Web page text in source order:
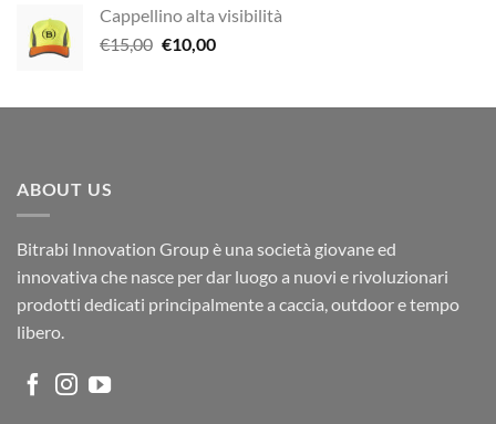
Cappellino alta visibilità
€15,00 Il
era:
€10,00Il
è:
ABOUT US
Bitrabi Innovation Group è una società giovane ed
innovativa che nasce per dar luogo a nuovi e rivoluzionari
prodotti dedicati principalmente a caccia, outdoor e tempo
libero.